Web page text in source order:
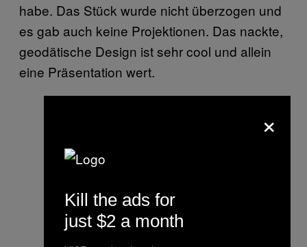
habe. Das Stück wurde nicht überzogen und
es gab auch keine Projektionen. Das nackte,
geodätische Design ist sehr cool und allein
eine Präsentation wert.
×
Kill the ads for
just $2 a month